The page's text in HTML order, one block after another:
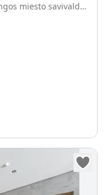
Kontininkų g. 5A, Palanga, Palangos miesto savivaldybė, Lietuva